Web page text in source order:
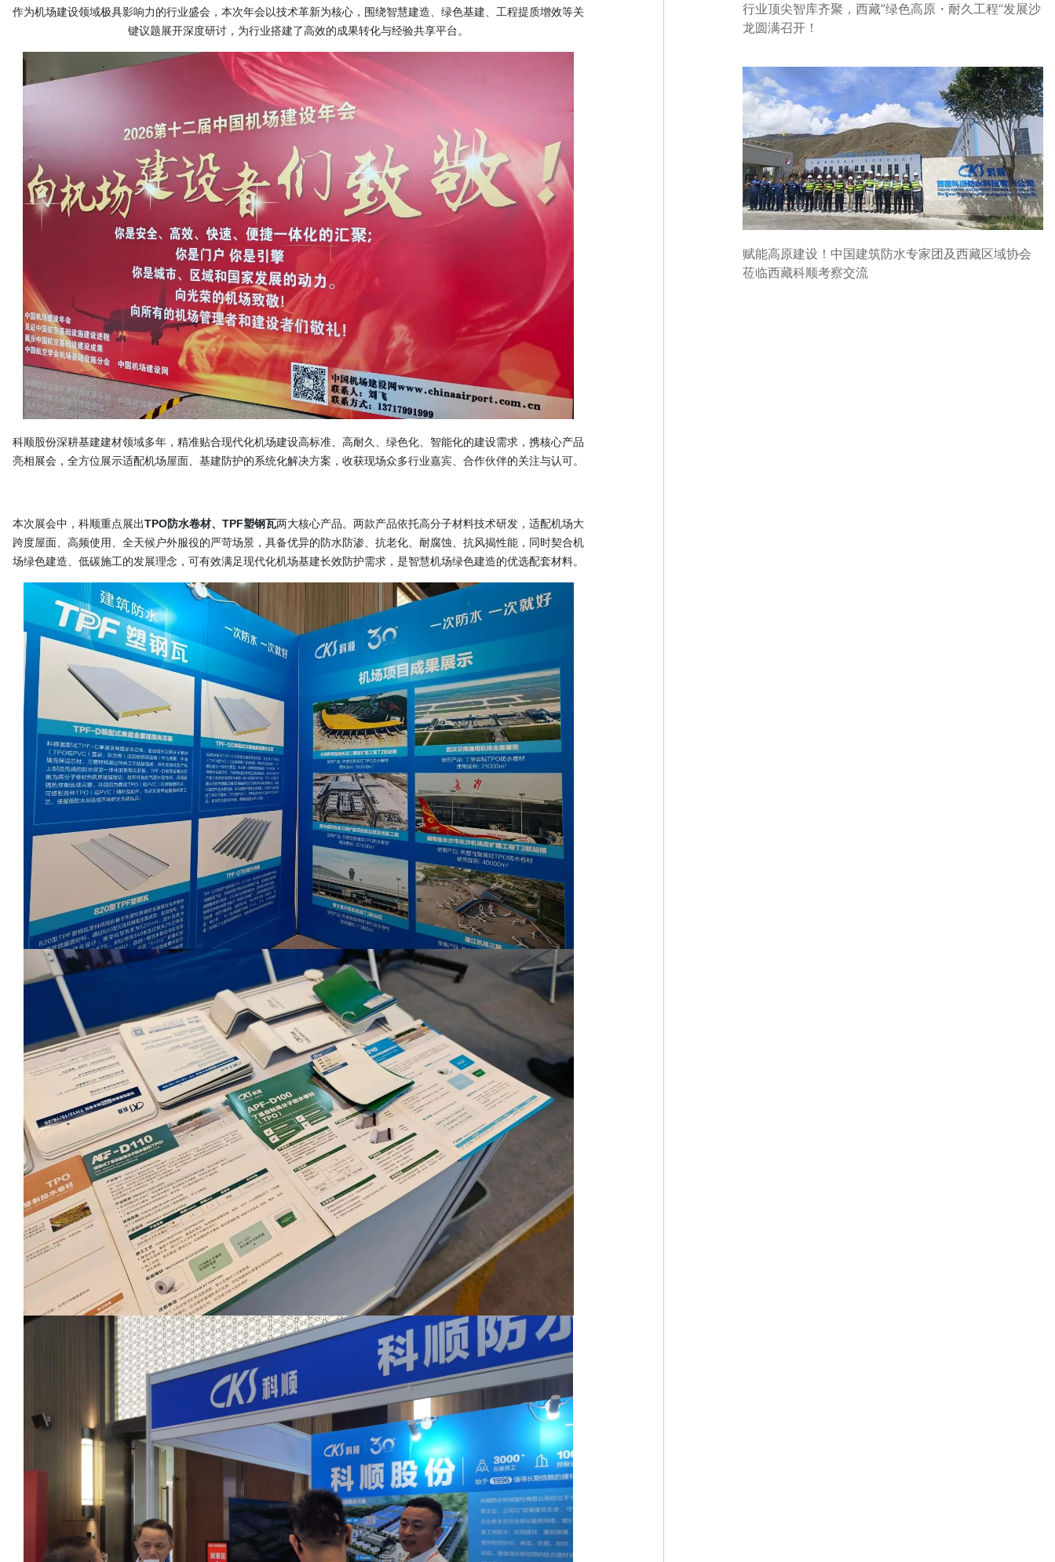
作为机场建设领域极具影响力的行业盛会，本次年会以技术革新为核心，围绕智慧建造、绿色基建、工程提质增效等关
键议题展开深度研讨，为行业搭建了高效的成果转化与经验共享平台。
科顺股份深耕基建建材领域多年，精准贴合现代化机场建设高标准、高耐久、绿色化、智能化的建设需求，携核心产品
亮相展会，全方位展示适配机场屋面、基建防护的系统化解决方案，收获现场众多行业嘉宾、合作伙伴的关注与认可。
本次展会中， 科顺重点展出TPO防水卷材、TPF塑钢瓦两大核心产品。两款产品依托高分子材料技术研发，适配机场大
跨度屋面、高频使用、全天候户外服役的严苛场景，具备优异的防水防渗、抗老化、耐腐蚀、 抗风揭性能 ，同时契合机
场绿色建造、低碳施工的发展理念，可有效满足现代化机场基建长效防护需求，是智慧机场绿色建造的优选配套材料。
行业顶尖智库齐聚，西藏”绿色高原・耐久工程“发展沙
龙圆满召开！
赋能高原建设！中国建筑防水专家团及西藏区域协会
莅临西藏科顺考察交流